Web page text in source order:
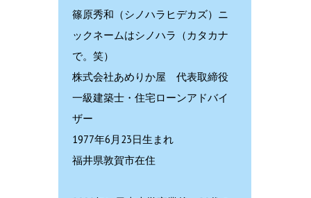
篠原秀和（シノハラヒデカズ）ニ
ックネームはシノハラ（カタカナ
で。笑）
株式会社あめりか屋 代表取締役
一級建築士・住宅ローンアドバイ
ザー
1977年6月23日生まれ
福井県敦賀市在住